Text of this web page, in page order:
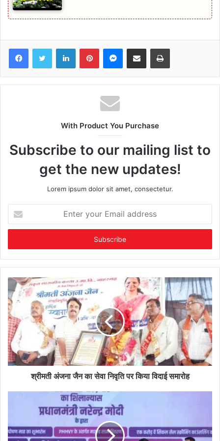
FacebookTwitter LinkedInPinterestMessenger
Share via Email Print
With Product You Purchase
Subscribe to our mailing list to
get the new updates!
Lorem ipsum dolor sit amet, consectetur.
your
Email
श्रीमती अंजना जैन का सेवा निवृति पर किया विदाई समारोह